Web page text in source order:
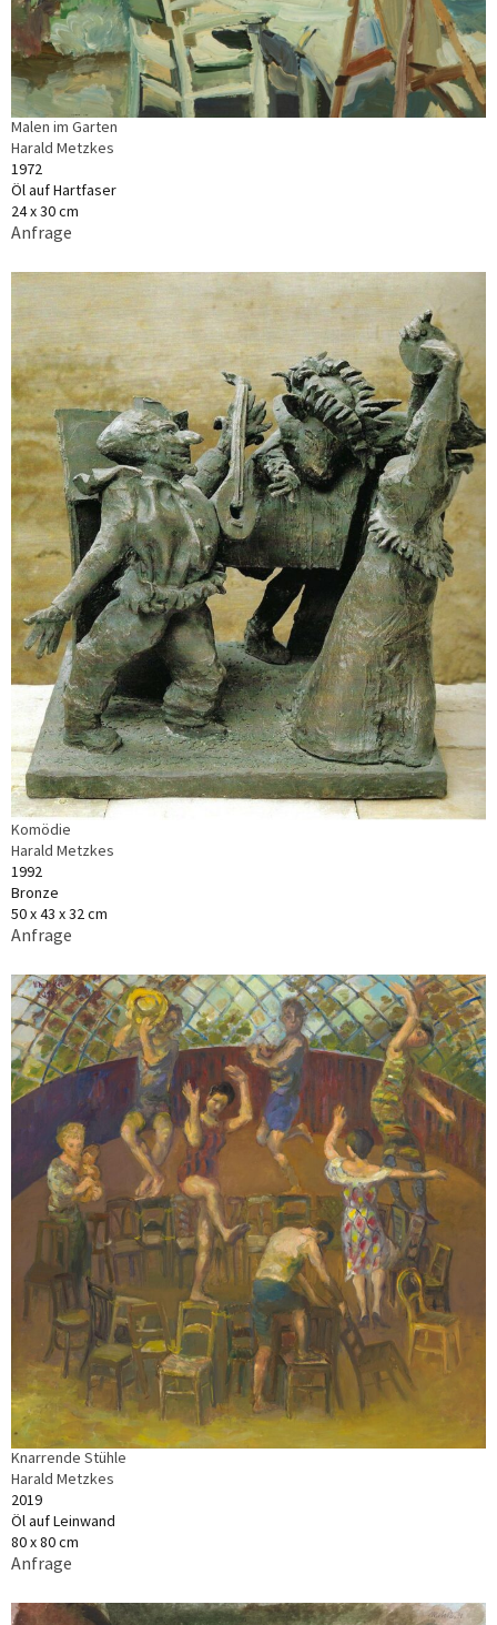
Malen im Garten
Harald Metzkes
1972
Öl auf Hartfaser
24 x 30 cm
Anfrage
Komödie
Harald Metzkes
1992
Bronze
50 x 43 x 32 cm
Anfrage
Knarrende Stühle
Harald Metzkes
2019
Öl auf Leinwand
80 x 80 cm
Anfrage